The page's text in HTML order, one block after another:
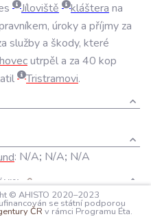
Jíloviště kláštera na
, úrokya příjmy za
službya škody, které
utrpěla za 40 kop
Tristramovi.
: N/A; N/A; N/A
© AHISTO 2020–2023
se státní podporou
ČR v rámci Programu Éta.